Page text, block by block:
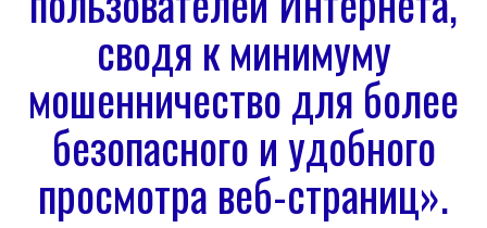
сводя к минимуму
мошенничество для более
безопасного и удобного
просмотра веб-страниц».